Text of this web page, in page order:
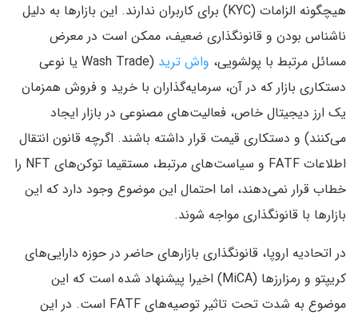
هیچگونه الزامات (KYC) برای کاربران ندارند. این بازارها به دلیل
ناشناس بودن و قانونگذاری ضعیف، ممکن است در معرض
مسائل مرتبط با پولشویی، واش ترید
(Wash Trade یا نوعی
دستکاری بازار که در آن، سرمایه‌گذاران با خرید و فروش همزمان
یک ارز دیجیتال خاص، فعالیت‌های مصنوعی در بازار ایجاد
می‌کنند) و دستکاری قیمت قرار داشته باشند. اگرچه قانون انتقال
اطلاعات FATF و سیاست‌های مرتبط، مستقیما توکن‌های NFT را
خطاب قرار نمی‌دهند، اما احتمال این موضوع وجود دارد که این
بازارها با قانونگذاری مواجه شوند.
در اتحادیه اروپا، قانونگذاری بازارهای حاضر در حوزه دارایی‌های
کریپتو و رمزارزها (MiCA) اخیرا پیشنهاد شده است که این
موضوع به شدت تحت تاثیر توصیه‌های FATF است. در این